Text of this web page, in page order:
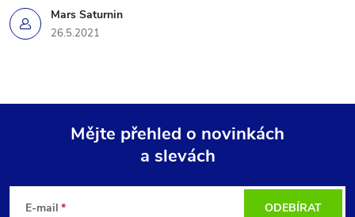
Mars Saturnin
26.5.2021
Mějte přehled o novinkách
a slevách
E-mail ODEBÍRAT